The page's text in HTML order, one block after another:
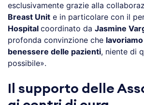
esclusivamente grazie alla
Breast Unit e in particolare con il
Hospital coordinato da Jasmine
profonda convinzione che
benessere delle pazienti, niente di
possibile».
Il supporto delle